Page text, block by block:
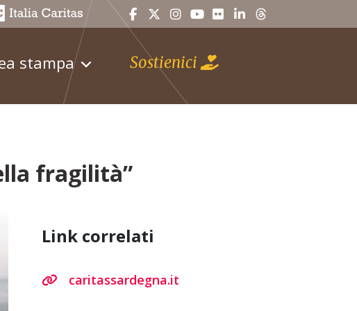
stampa Sostienici
fragilità”
Link correlati
caritassardegna.it